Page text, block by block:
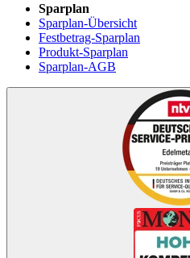
Sparplan
Sparplan-Übersicht
Festbetrag-Sparplan
Produkt-Sparplan
Sparplan-AGB